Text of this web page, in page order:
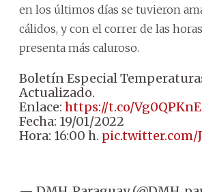
en los últimos días se tuvieron
cálidos, y con el correr de las
presenta más caluroso.
Boletín Especial
Actualizado.
Enlace: https://t.co/
Fecha: 19/01/2022
Hora: 16:00 h. pic.twitter.com/